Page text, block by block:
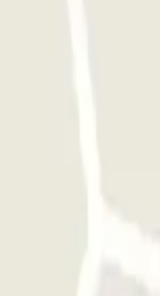
una vez hecha la